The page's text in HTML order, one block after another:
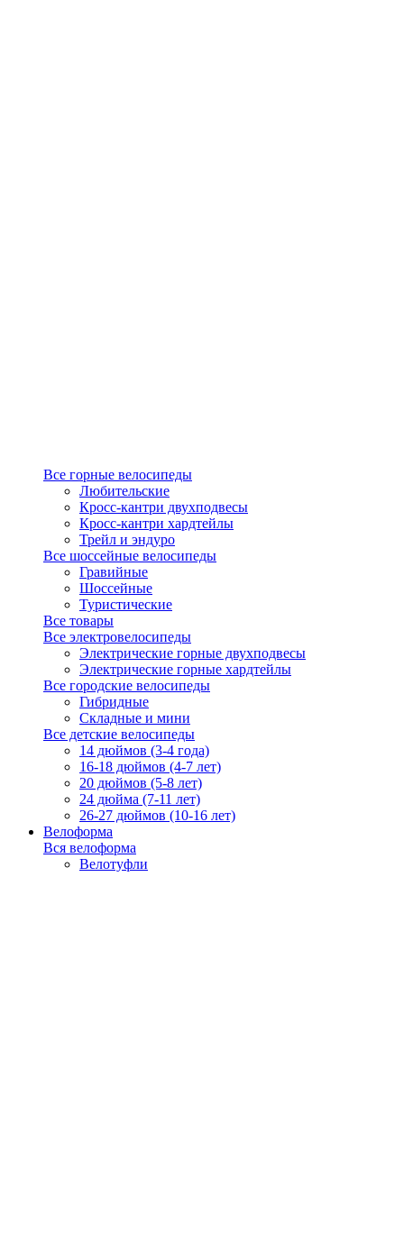
Все горные велосипеды
Любительские
Кросс-кантри двухподвесы
Кросс-кантри хардтейлы
Трейл и эндуро
Все шоссейные велосипеды
Гравийные
Шоссейные
Туристические
Все товары
Все электровелосипеды
Электрические горные двухподвесы
Электрические горные хардтейлы
Все городские велосипеды
Гибридные
Складные и мини
Все детские велосипеды
14 дюймов (3-4 года)
16-18 дюймов (4-7 лет)
20 дюймов (5-8 лет)
24 дюйма (7-11 лет)
26-27 дюймов (10-16 лет)
Велоформа
Вся велоформа
Велотуфли